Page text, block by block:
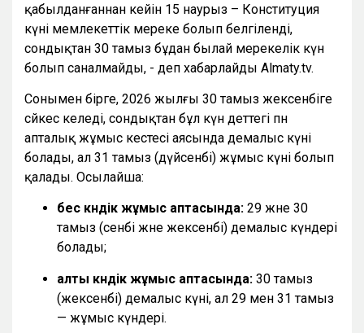
қабылданғаннан кейін 15 наурыз – Конституция
күні мемлекеттік мереке болып белгіленді,
сондықтан 30 тамыз бұдан былай мерекелік күн
болып саналмайды, - деп хабарлайды Almaty.tv.
Сонымен бірге, 2026 жылғы 30 тамыз жексенбіге
сәйкес келеді, сондықтан бұл күн әдеттегі пән
апталық жұмыс кестесі аясында демалыс күні
болады, ал 31 тамыз (дүйсенбі) жұмыс күні болып
қалады. Осылайша:
бес күндік жұмыс аптасында: 29 және 30
тамыз (сенбі және жексенбі) демалыс күндері
болады;
алты күндік жұмыс аптасында: 30 тамыз
(жексенбі) демалыс күні, ал 29 мен 31 тамыз
— жұмыс күндері.